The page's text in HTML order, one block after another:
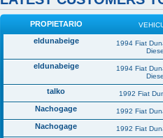
PROPIETARIO
eldunabeige
1994 Fiat
eldunabeige
1994 Fiat
talko 1992 Fiat
Nachogage 1992 Fiat
Nachogage 1992 Fiat